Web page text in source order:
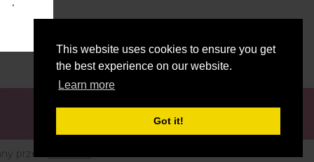
This website uses cookies to ensure you get
the best experience on our website.
Learn more
Got it!
przez: